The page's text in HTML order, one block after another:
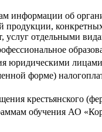
информации об
услуг отдельными
юридическими
форме)
крестьянского
обучения АО